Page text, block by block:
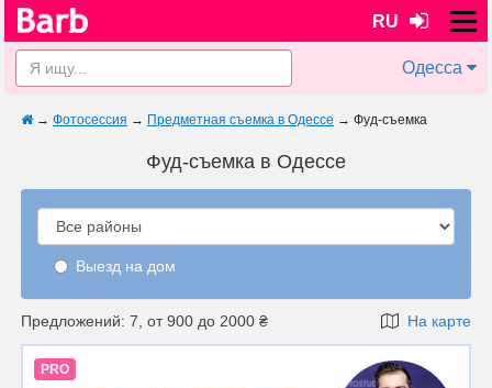
RU
Одесса
→ Фотосессия → Предметная съемка в Одессе → Фуд-съемка
Фуд-съемка в Одессе
Выезд на дом
Предложений: 7, от 900 до 2000 ₴ На карте
PRO